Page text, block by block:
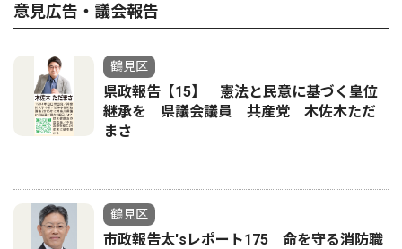
意見広告・議会報告
鶴見区
県政報告【15】 憲法と民意に基づく皇位
継承を 県議会議員 共産党 木佐木ただ
まさ
鶴見区
市政報告太'sレポート175 命を守る消防職